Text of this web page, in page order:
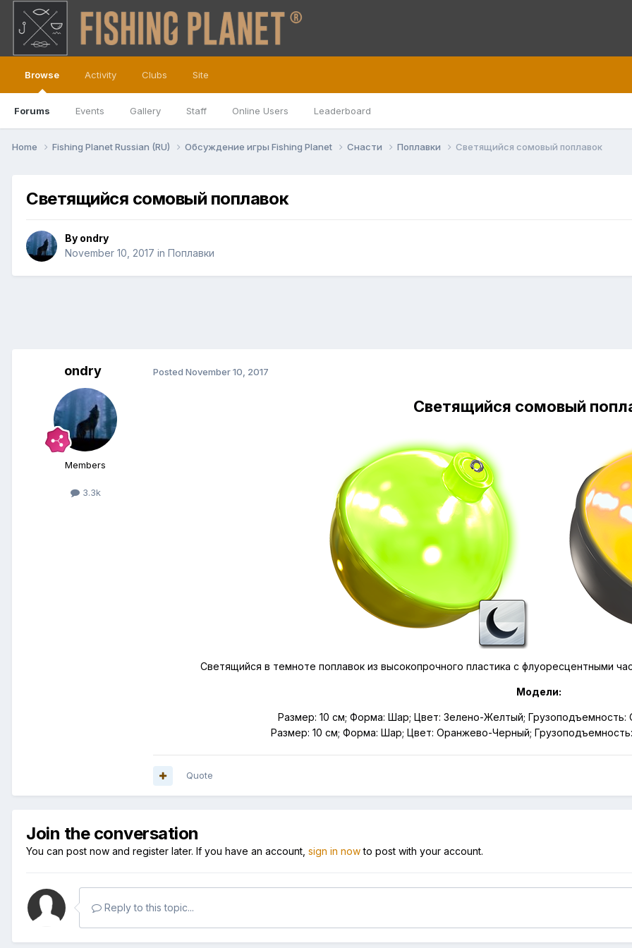
Browse
Forums Events Gallery Staff Online Users Leaderboard
Activity Clubs Site
Home Fishing Planet Russian (RU) Обсуждение игры Fishing Planet Снасти Поплавки Светящийся сомовый поплавок
Светящийся сомовый поплавок
By ondry
November 10, 2017 in Поплавки
ondry
Members
3.3k
Posted November 10, 2017
Светящийся сомовый
Светящийся в темноте поплавок из высокопрочного пластика с флуоресцентными
Модели:
Размер: 10 см; Форма: Шар; Цвет: Зелено-Желтый; Грузоподъемность:
Размер: 10 см; Форма: Шар; Цвет: Оранжево-Черный;
Quote
Join the conversation
You can post now and register later. If you have an account, sign in nowto post with your account.
Reply to this topic...